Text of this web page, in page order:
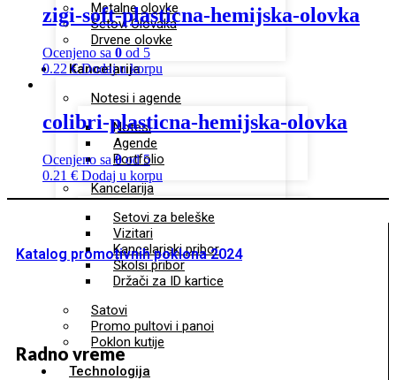
Metalne olovke
Setovi Olovaka
Drvene olovke
Kancelarija
Notesi i agende
Notesi
Agende
Portfolio
Kancelarija
Setovi za beleške
Vizitari
Kancelarjski pribor
Školsi pribor
Držači za ID kartice
Satovi
Promo pultovi i panoi
Poklon kutije
Technologija
zigi-soft-plasticna-hemijska-olovka
Ocenjeno sa 0 od 5
0.22€ Dodaj u korpu
colibri-plasticna-hemijska-olovka
Ocenjeno sa 0od 5
0.21 € Dodaj u korpu
Katalog promotivnih poklona 2024
Radno vreme